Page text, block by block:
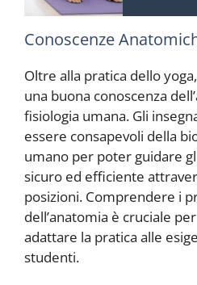
Conoscenze
Oltre alla pratica dello
una buona conoscenza
fisiologia umana. Gli
essere consapevoli della
umano per poter guidare
sicuro ed efficiente
posizioni. Comprendere i
dell’anatomia è cruciale
adattare la pratica alle
studenti.